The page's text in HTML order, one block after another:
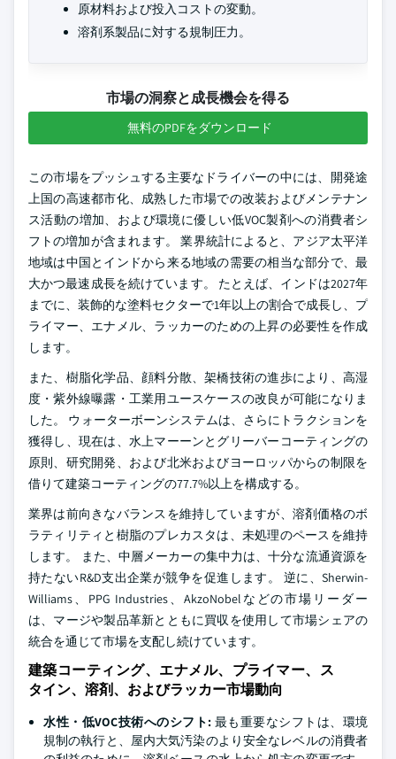
原材料および投入コストの変動。
溶剤系製品に対する規制圧力。
市場の洞察と成長機会を得る
無料のPDFをダウンロード
この市場をプッシュする主要なドライバーの中には、開発途
上国の高速都市化、成熟した市場での改装およびメンテナン
ス活動の増加、および環境に優しい低VOC製剤への消費者シ
フトの増加が含まれます。 業界統計によると、アジア太平洋
地域は中国とインドから来る地域の需要の相当な部分で、最
大かつ最速成長を続けています。 たとえば、インドは2027年
までに、装飾的な塗料セクターで1年以上の割合で成長し、プ
ライマー、エナメル、ラッカーのための上昇の必要性を作成
します。
また、樹脂化学品、顔料分散、架橋技術の進歩により、高湿
度・紫外線曝露・工業用ユースケースの改良が可能になりま
した。 ウォーターボーンシステムは、さらにトラクションを
獲得し、現在は、水上マーーンとグリーバーコーティングの
原則、研究開発、および北米およびヨーロッパからの制限を
借りて建築コーティングの77.7%以上を構成する。
業界は前向きなバランスを維持していますが、溶剤価格のボ
ラティリティと樹脂のプレカスタは、未処理のペースを維持
します。 また、中層メーカーの集中力は、十分な流通資源を
持たないR&D支出企業が競争を促進します。 逆に、Sherwin-
Williams、PPG Industries、AkzoNobelなどの市場リーダー
は、マージや製品革新とともに買収を使用して市場シェアの
統合を通じて市場を支配し続けています。
建築コーティング、エナメル、プライマー、ス
タイン、溶剤、およびラッカー市場動向
水性・低VOC技術へのシフト: 最も重要なシフトは、環境
規制の執行と、屋内大気汚染のより安全なレベルの消費者